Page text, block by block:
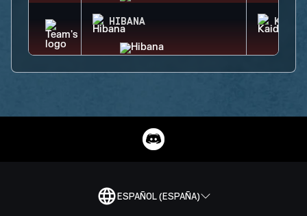
HIBANA KAID
ESPAÑOL (ESPAÑA)